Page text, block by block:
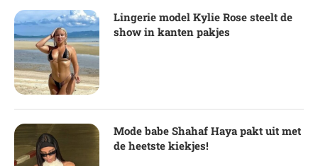
Lingerie model Kylie Rose steelt de
show in kanten pakjes
Mode babe Shahaf Haya pakt uit met
de heetste kiekjes!